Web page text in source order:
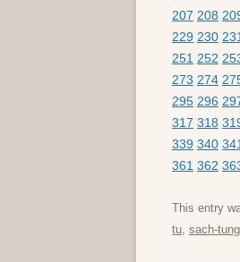
207 208
229 230 231
251 252
273 274
295 296
317 318
339 340 341
361 362
This entry
tu, sach-